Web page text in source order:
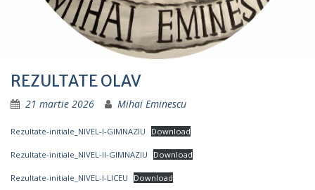
REZULTATE OLAV
21 martie 2026 Mihai Eminescu
Rezultate-initiale_NIVEL-I-GIMNAZIU Download
Rezultate-initiale_NIVEL-II-GIMNAZIU Download
Rezultate-initiale_NIVEL-I-LICEU Download